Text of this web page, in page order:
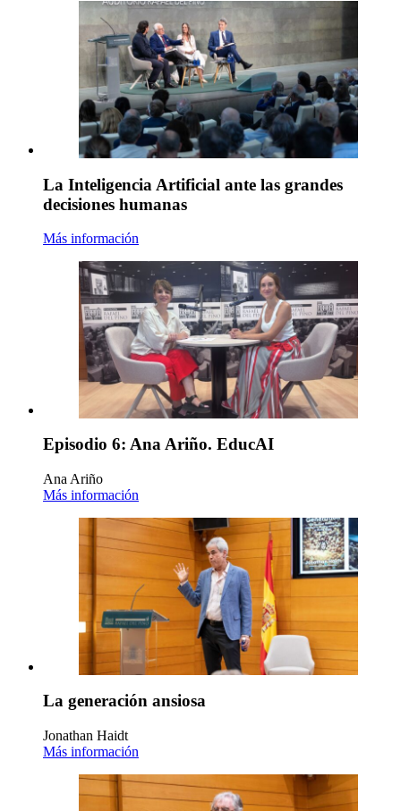
La Inteligencia Artificial ante las grandes
decisiones humanas
Más información
Episodio 6: Ana Ariño. EducAI
Ana Ariño
Más información
La generación ansiosa
Jonathan Haidt
Más información